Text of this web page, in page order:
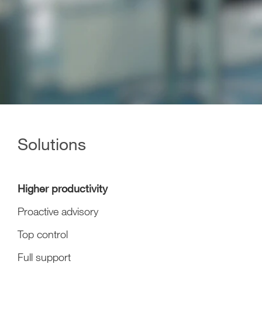
Solutions
Higher productivity
Proactive advisory
Top control
Full support